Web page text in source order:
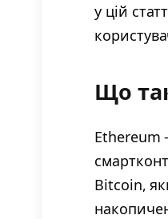
у цій
Що
Ethereum
Bitcoin,